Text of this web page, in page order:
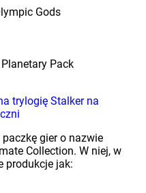
Gods
Pack
trylogię Stalker na
paczkę gier o nazwie
Collection. W niej, w
produkcje jak: